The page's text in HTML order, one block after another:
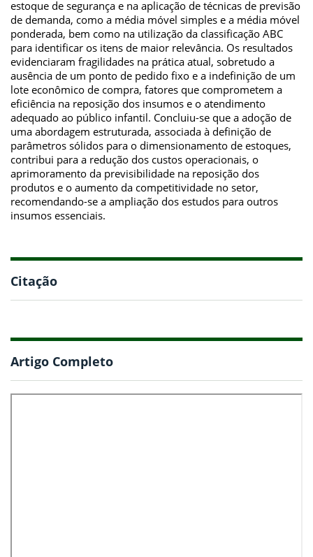
estoque de segurança e na aplicação de técnicas de previsão
de demanda, como a média móvel simples e a média móvel
ponderada, bem como na utilização da classificação ABC
para identificar os itens de maior relevância. Os resultados
evidenciaram fragilidades na prática atual, sobretudo a
ausência de um ponto de pedido fixo e a indefinição de um
lote econômico de compra, fatores que comprometem a
eficiência na reposição dos insumos e o atendimento
adequado ao público infantil. Concluiu-se que a adoção de
uma abordagem estruturada, associada à definição de
parâmetros sólidos para o dimensionamento de estoques,
contribui para a redução dos custos operacionais, o
aprimoramento da previsibilidade na reposição dos
produtos e o aumento da competitividade no setor,
recomendando-se a ampliação dos estudos para outros
insumos essenciais.
Citação
Artigo Completo